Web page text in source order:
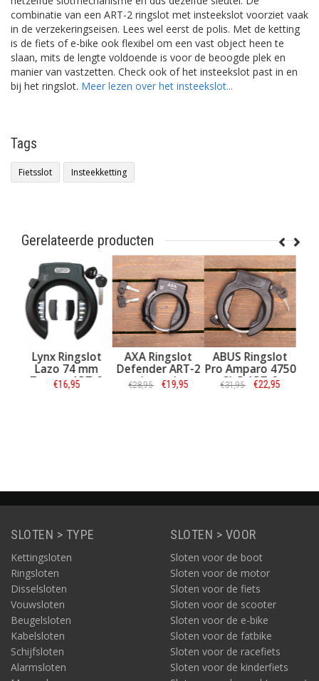
combinatie van een ART-2 ringslot met insteekslot voorziet vaak
in de verzekeringseisen. Lees wel eerst de polis. Met de ketting
is de fiets of e-bike ook flexibel om een vast object heen te
slaan, mits de lengte voldoende is voor de beoogde plek en
manier van vastzetten. Check ook of het insteekslot past in en
bij het ringslot. Meer lezen over het insteekslot...
Tags
Fietsslot Insteekketting
Gerelateerde producten
AXA Ringslot
Defender ART-2
(zwart)
€28,95 €19,95
ABUS Ringslot
Pro Amparo 4750
SL R ART-2
€31,95 €22,95
ABUS Ringslot
Pro Amparo
4750S R ART-2
€34,95 €22,95
SLOTEN > TYPE
Kettingsloten
Ringsloten
Disselsloten
Vouwsloten
Beugelsloten
Kabelsloten
Schijfsloten
Alarmsloten
SLOTEN > VOOR
Sloten voor de boot
Sloten voor de motor
Sloten voor de fiets
Sloten voor de scooter
Sloten voor de e-bike
Sloten voor de fatbike
Sloten voor de racefiets
Sloten voor de kinderfiets